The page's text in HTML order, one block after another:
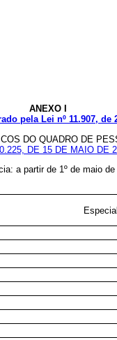
ANEXO I
pela Lei nº 11.907, de
DO QUADRO DE
DE 15 DE MAIO DE
a partir de 1º de maio de